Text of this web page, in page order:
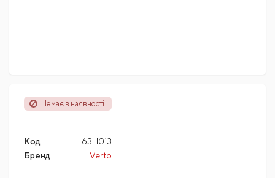
Немає в наявності
Код
63H013
Бренд
Verto